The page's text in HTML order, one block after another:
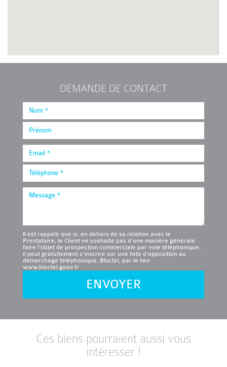
DEMANDE DE CONTACT
Il est rappelé que si, en dehors de sa relation avec le
Prestataire, le Client ne souhaite pas d’une manière générale
faire l’objet de prospection commerciale par voie téléphonique,
il peut gratuitement s’inscrire sur une liste d’opposition au
démarchage téléphonique, Bloctel, par le lien
www.bloctel.gouv.fr
ENVOYER
Ces biens pourraient aussi vous
intéresser !